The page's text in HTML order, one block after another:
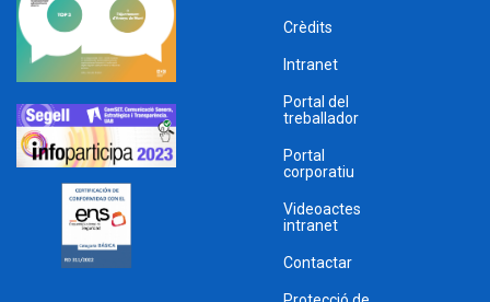
Crèdits
Intranet
Portal del
treballador
Portal
corporatiu
Videoactes
intranet
Contactar